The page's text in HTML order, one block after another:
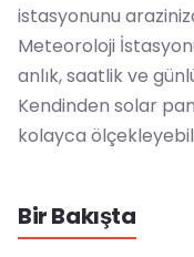
istasyonunu
Meteoroloji
anlık, saatlik ve
Kendinden solar
kolayca
Bir Bakışta